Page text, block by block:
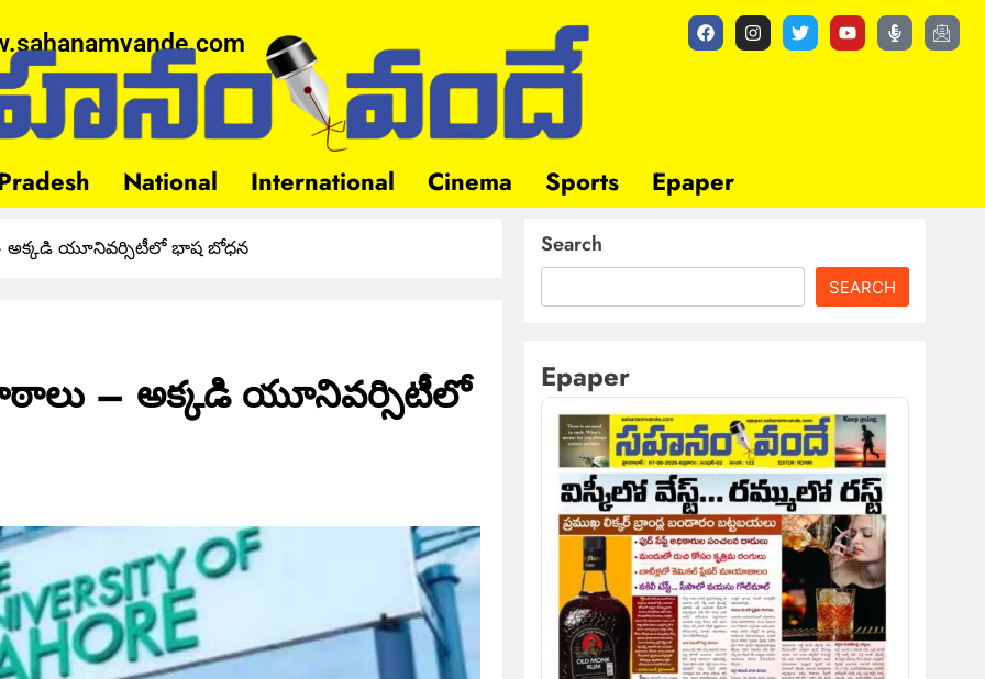
National International Cinema Sports Epaper
అక్కడి యూనివర్సిటీలో భాష బోధన
– అక్కడి యూనివర్సిటీలో
Search
SEARCH
Epaper